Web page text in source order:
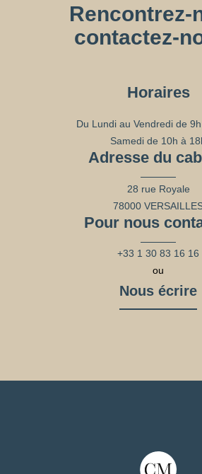
Rencontrez-
contactez-
Horaires
Du Lundi au Vendredi de
Samedi de 10h à
Adresse du
28 rue Royale
78000
Pour nous
+33 1 30 83 16 16
ou
Nous écrire